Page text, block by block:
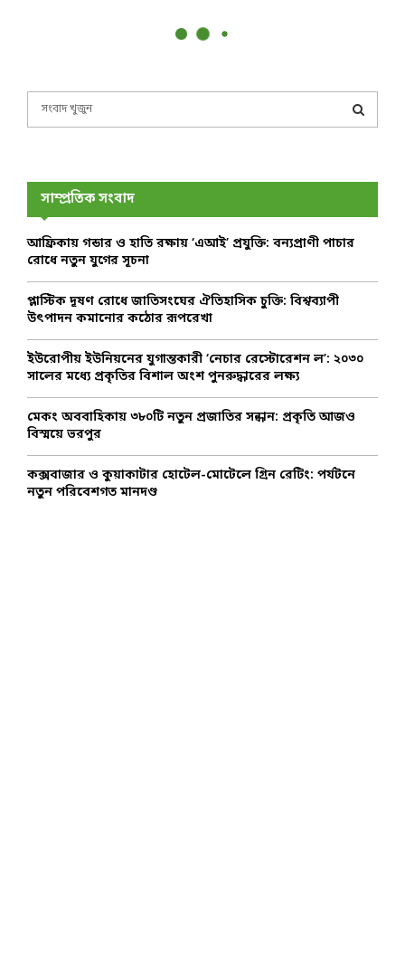
f
r
E
A
সাম্প্রতিক সংবাদ
আফ্রিকায় গন্ডার ও হাতি রক্ষায় ‘এআই’ প্রযুক্তি: বন্যপ্রাণী পাচার
রোধে নতুন যুগের সূচনা
প্লাস্টিক দূষণ রোধে জাতিসংঘের ঐতিহাসিক চুক্তি: বিশ্বব্যাপী
উৎপাদন কমানোর কঠোর রূপরেখা
ইউরোপীয় ইউনিয়নের যুগান্তকারী ‘নেচার রেস্টোরেশন ল’: ২০৩০
সালের মধ্যে প্রকৃতির বিশাল অংশ পুনরুদ্ধারের লক্ষ্য
মেকং অববাহিকায় ৩৮০টি নতুন প্রজাতির সন্ধান: প্রকৃতি আজও
বিস্ময়ে ভরপুর
কক্সবাজার ও কুয়াকাটার হোটেল-মোটেলে গ্রিন রেটিং: পর্যটনে
নতুন পরিবেশগত মানদণ্ড